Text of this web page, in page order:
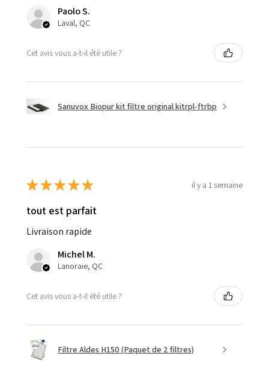
Paolo S.
Laval, QC
Cet avis vous a-t-il été utile ?
Sanuvox Biopur kit filtre original kitrpl-ftrbp
★★★★★ il y a 1 semaine
tout est parfait
Livraison rapide
Michel M.
Lanoraie, QC
Cet avis vous a-t-il été utile ?
Filtre Aldes H150 (Paquet de 2 filtres)